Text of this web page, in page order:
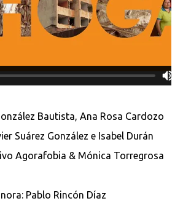
Bautista, Ana Rosa Cardozo
Suárez González e Isabel Durán
Agorafobia & Mónica Torregrosa
Pablo Rincón Díaz